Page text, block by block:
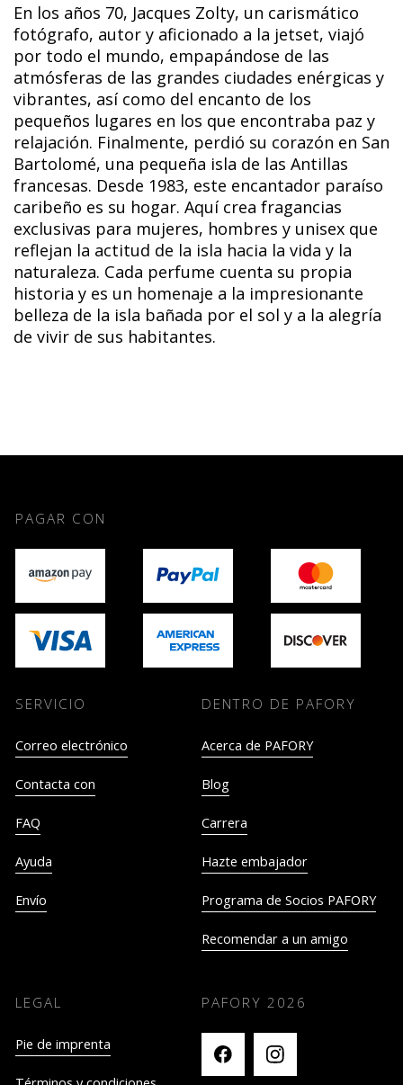
En los años 70, Jacques Zolty, un carismático
fotógrafo, autor y aficionado a la jetset, viajó
por todo el mundo, empapándose de las
atmósferas de las grandes ciudades enérgicas y
vibrantes, así como del encanto de los
pequeños lugares en los que encontraba paz y
relajación. Finalmente, perdió su corazón en San
Bartolomé, una pequeña isla de las Antillas
francesas. Desde 1983, este encantador paraíso
caribeño es su hogar. Aquí crea fragancias
exclusivas para mujeres, hombres y unisex que
reflejan la actitud de la isla hacia la vida y la
naturaleza. Cada perfume cuenta su propia
historia y es un homenaje a la impresionante
belleza de la isla bañada por el sol y a la alegría
de vivir de sus habitantes.
PAGAR CON
SERVICIO
Correo electrónico
Contacta con
FAQ
Ayuda
Envío
DENTRO DE PAFORY
Acerca de PAFORY
Blog
Carrera
Hazte embajador
Programa de Socios PAFORY
Recomendar a un amigo
LEGAL
Pie de imprenta
PAFORY 2026